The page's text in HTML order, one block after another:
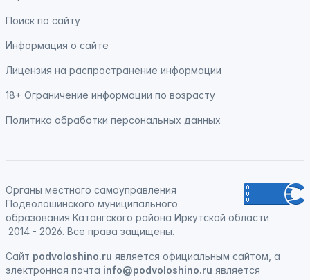
Поиск по сайту
Информация о сайте
Лицензия на распространение информации
18+ Ограничение информации по возрасту
Политика обработки персональных данных
Органы местного самоуправления
Подволошинского муниципального
образования Катангского района Иркутской области
2014 - 2026. Все права защищены.
Сайт podvoloshino.ru является официальным сайтом, а
электронная почта info@podvoloshino.ru является